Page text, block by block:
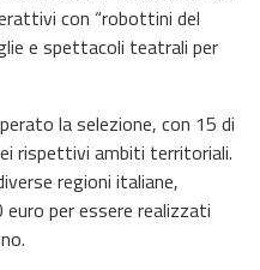
con “robottini del
e spettacoli teatrali per
la selezione, con 15 di
rispettivi ambiti territoriali.
regioni italiane,
per essere realizzati